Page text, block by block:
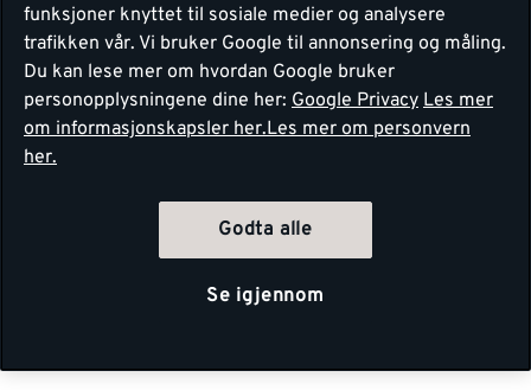
funksjoner knyttet til sosiale medier og analysere
trafikken vår. Vi bruker Google til annonsering og måling.
Du kan lese mer om hvordan Google bruker
personopplysningene dine her: Google Privacy Les mer
om informasjonskapsler her.Les mer om personvern
her.
Godta alle
Se igjennom